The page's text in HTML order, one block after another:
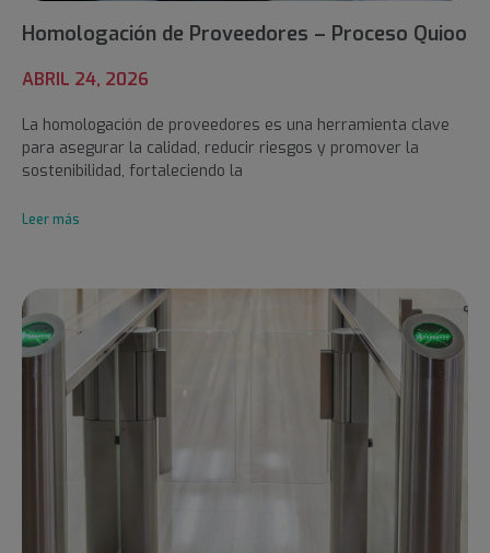
Homologación de Proveedores – Proceso Quioo
ABRIL 24, 2026
La homologación de proveedores es una herramienta clave
para asegurar la calidad, reducir riesgos y promover la
sostenibilidad, fortaleciendo la
Leer más